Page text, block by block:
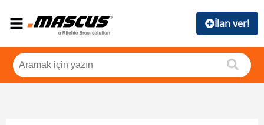
İlan ver!